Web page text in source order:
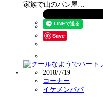
家族で山のパン屋…
Save
2018/7/19
コーナー
イケメンパパ